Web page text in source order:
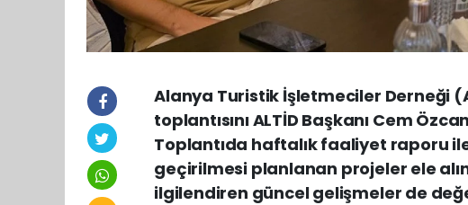
Alanya Turistik İşletmeciler Derneği
toplantısını ALTİD Başkanı Cem
Toplantıda haftalık faaliyet raporu
geçirilmesi planlanan projeler ele
ilgilendiren güncel gelişmeler de